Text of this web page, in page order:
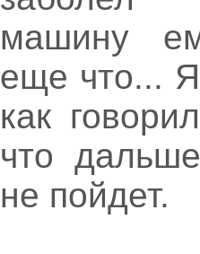
машину
еще что...
как
что
не пойдет.